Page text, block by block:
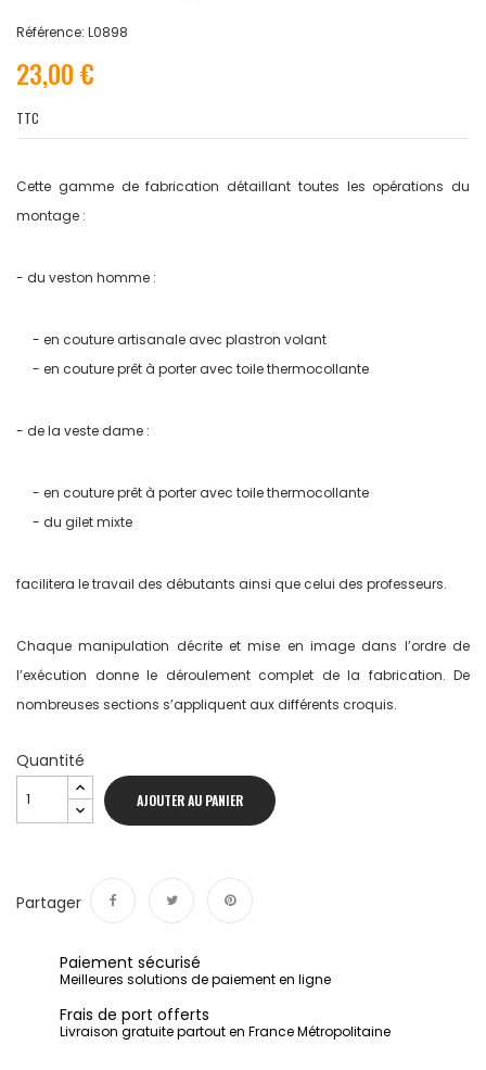
Référence: L0898
23,00 €
TTC
Cette gamme de fabrication détaillant toutes les opérations du
montage :
- du veston homme :
- en couture artisanale avec plastron volant
- en couture prêt à porter avec toile thermocollante
- de la veste dame :
- en couture prêt à porter avec toile thermocollante
- du gilet mixte
facilitera le travail des débutants ainsi que celui des professeurs.
Chaque manipulation décrite et mise en image dans l’ordre de
l’exécution donne le déroulement complet de la fabrication. De
nombreuses sections s’appliquent aux différents croquis.
Quantité
AJOUTER AU PANIER
Partager
Paiement sécurisé
Meilleures solutions de paiement en ligne
Frais de port offerts
Livraison gratuite partout en France Métropolitaine